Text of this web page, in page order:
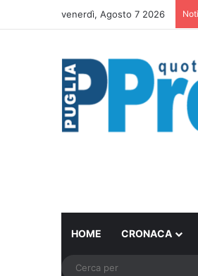
venerdì, Agosto 7 2026
HOME CRONACA